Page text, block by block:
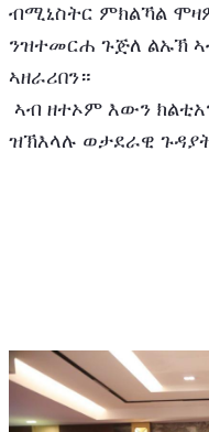
ብሚኒስትር ምክልኻል
ንዝተመርሐ ጉጅለ ልኡኽ
ኣዘራሪበን።
ዝኽእላሉ ወታደራዊ